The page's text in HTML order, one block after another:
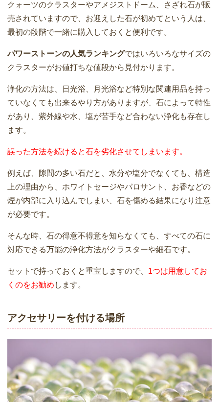
クォーツのクラスターやアメジストドーム、さざれ石が販
売されていますので、お迎えした石が初めてという人は、
最初の段階で一緒に購入しておくと便利です。
パワーストーンの人気ランキングではいろいろなサイズの
クラスターがお値打ちな値段から見付かります。
浄化の方法は、日光浴、月光浴など特別な関連用品を持っ
ていなくても出来るやり方がありますが、石によって特性
があり、紫外線や水、塩が苦手など合わない浄化も存在し
ます。
誤った方法を続けると石を劣化させてしまいます。
例えば、隙間の多い石だと、水分や塩分でなくても、構造
上の理由から、ホワイトセージやパロサント、お香などの
煙が内部に入り込んでしまい、石を傷める結果になり注意
が必要です。
そんな時、石の得意不得意を知らなくても、すべての石に
対応できる万能の浄化方法がクラスターや細石です。
セットで持っておくと重宝しますので、 1つは用意してお
くのをお勧め します。
アクセサリーを付ける場所